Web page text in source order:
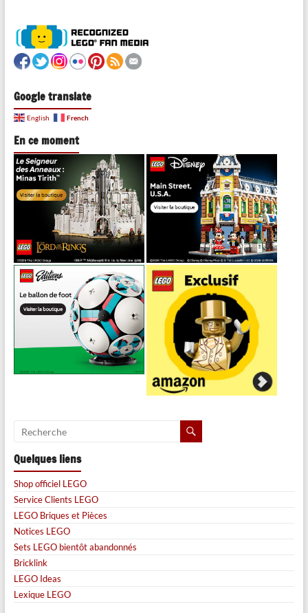
Google translate
English French
En ce moment
Quelques liens
Shop officiel LEGO
Service Clients LEGO
LEGO Briques et Pièces
Notices LEGO
Sets LEGO bientôt abandonnés
Bricklink
LEGO Ideas
Lexique LEGO